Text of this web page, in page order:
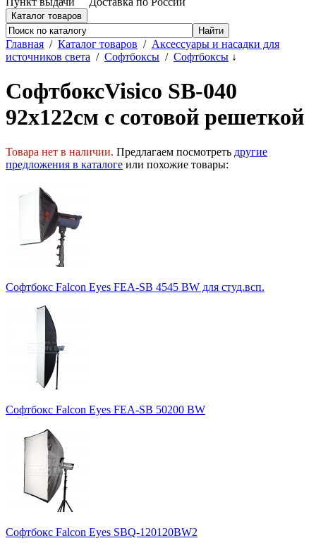
Каталог товаров
Главная / Каталог товаров / Аксессуары и насадки для
источников света / Софтбоксы / Софтбоксы ↓
СофтбоксVisico SB-040
92х122см с сотовой решеткой
Товара нет в наличии. Предлагаем посмотреть другие
предложения в каталоге или похожие товары:
Софтбокс Falcon Eyes FEA-SB 4545 BW для студ.всп.
Софтбокс Falcon Eyes FEA-SB 50200 BW
Софтбокс Falcon Eyes SBQ-120120BW2